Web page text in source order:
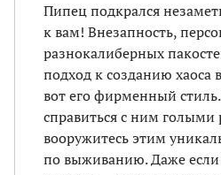
Пипец подкрался
к вам! Внезапность,
разнокалиберных
подход к созданию хаоса
вот его фирменный
справиться с ним
вооружитесь этим
по выживанию. Даже если